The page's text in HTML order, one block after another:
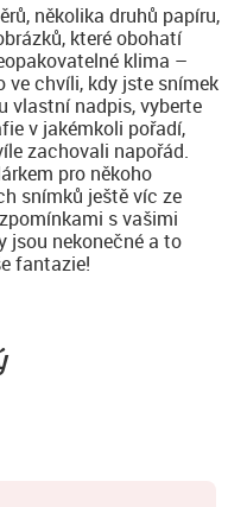
několika druhů papíru,
které obohatí
klima –
ve chvíli, kdy jste snímek
vlastní nadpis, vyberte
v jakémkoli pořadí,
zachovali napořád.
pro někoho
snímků ještě víc ze
s vašimi
jsou nekonečné a to
fantazie!